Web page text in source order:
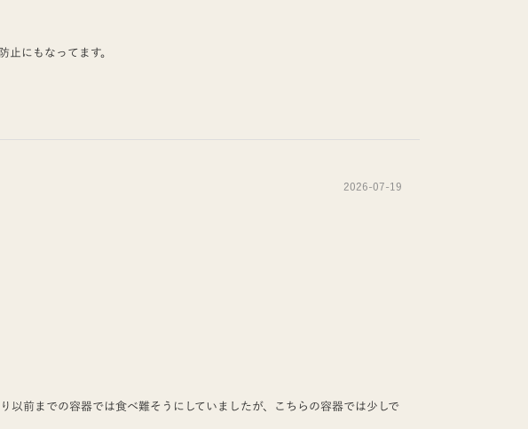
止にもなってます。
2026-07-19
前までの容器では食べ難そうにしていましたが、こちらの容器では少しで